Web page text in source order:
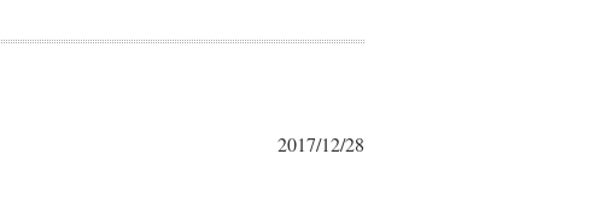
2017/12/28